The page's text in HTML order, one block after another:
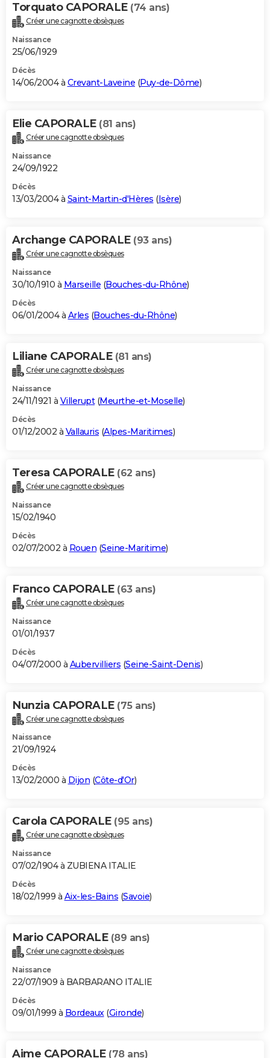
Torquato CAPORALE (74 ans)
Créer une cagnotte obsèques
Naissance
25/06/1929
Décès
14/06/2004 à Crevant-Laveine (Puy-de-Dôme)
Elie CAPORALE (81 ans)
Créer une cagnotte obsèques
Naissance
24/09/1922
Décès
13/03/2004 à Saint-Martin-d'Hères (Isère)
Archange CAPORALE (93 ans)
Créer une cagnotte obsèques
Naissance
30/10/1910 à Marseille (Bouches-du-Rhône)
Décès
06/01/2004 à Arles (Bouches-du-Rhône)
Liliane CAPORALE (81 ans)
Créer une cagnotte obsèques
Naissance
24/11/1921 à Villerupt(Meurthe-et-Moselle)
Décès
01/12/2002 à Vallauris (Alpes-Maritimes)
Teresa CAPORALE (62 ans)
Créer une cagnotte obsèques
Naissance
15/02/1940
Décès
02/07/2002 à Rouen (Seine-Maritime)
Franco CAPORALE (63 ans)
Créer une cagnotte obsèques
Naissance
01/01/1937
Décès
04/07/2000 à Aubervilliers (Seine-Saint-Denis)
Nunzia CAPORALE (75 ans)
Créer une cagnotte obsèques
Naissance
21/09/1924
Décès
13/02/2000 à Dijon (Côte-d'Or)
Carola CAPORALE (95 ans)
Créer une cagnotte obsèques
Naissance
07/02/1904 à ZUBIENA ITALIE
Décès
18/02/1999 à Aix-les-Bains (Savoie)
Mario CAPORALE (89 ans)
Créer une cagnotte obsèques
Naissance
22/07/1909 à BARBARANO ITALIE
Décès
09/01/1999 à Bordeaux(Gironde)
Aime CAPORALE (78 ans)